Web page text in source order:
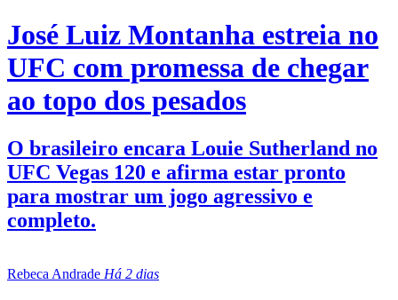
José Luiz Montanha estreia no
UFC com promessa de chegar
ao topo dos pesados
O brasileiro encara Louie Sutherland no
UFC Vegas 120 e afirma estar pronto
para mostrar um jogo agressivo e
completo.
Rebeca Andrade Há 2 dias